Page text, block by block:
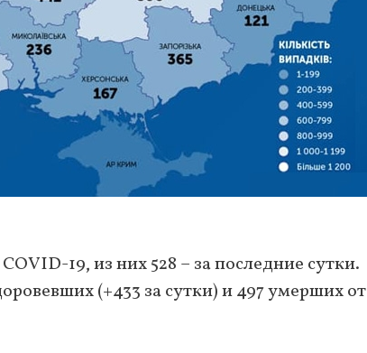
19, из них 528 – за последние сутки.
(+433 за сутки) и 497 умерших от